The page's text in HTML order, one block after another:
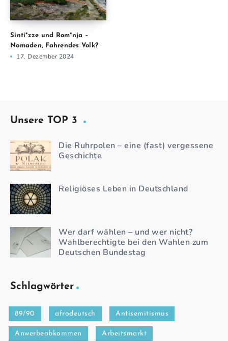
Sinti*zze und Rom*nja –
Nomaden, Fahrendes Volk?
17. Dezember 2024
Unsere TOP 3
Die Ruhrpolen – eine (fast) vergessene
Geschichte
Religiöses Leben in Deutschland
Wer darf wählen – und wer nicht?
Wahlberechtigte bei den Wahlen zum
Deutschen Bundestag
Schlagwörter
89/90 afrodeutsch Antisemitismus
Anwerbeabkommen Arbeitsmarkt